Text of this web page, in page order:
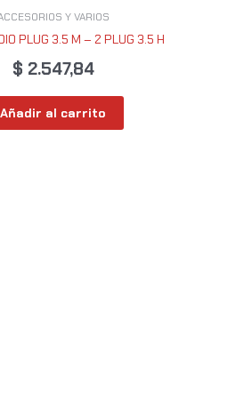
Y VARIOS
PLUG 3.5 M – 2 PLUG 3.5 H
$ 2.547,84
Añadir al carrito